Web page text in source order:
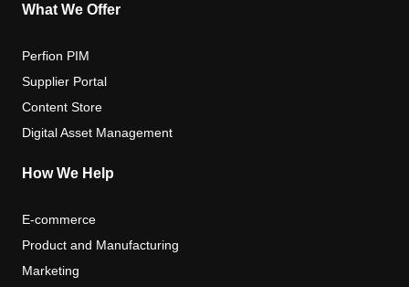
What We Offer
Perfion PIM
Supplier Portal
Content Store
Digital Asset Management
How We Help
E-commerce
Product and Manufacturing
Marketing